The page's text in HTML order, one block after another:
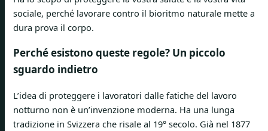
sociale, perché lavorare contro il bioritmo naturale mette a
dura prova il corpo.
Perché esistono queste regole? Un piccolo
sguardo indietro
L’idea di proteggere i lavoratori dalle fatiche del lavoro
notturno non è un’invenzione moderna. Ha una lunga
tradizione in Svizzera che risale al 19° secolo. Già nel 1877